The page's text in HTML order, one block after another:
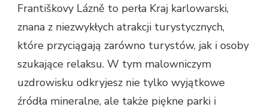
Františkovy Lázně to perła Kraj karlowarski,
znana z niezwykłych atrakcji turystycznych,
które przyciągają zarówno turystów, jak i osoby
szukające relaksu. W tym malowniczym
uzdrowisku odkryjesz nie tylko wyjątkowe
źródła mineralne, ale także piękne parki i